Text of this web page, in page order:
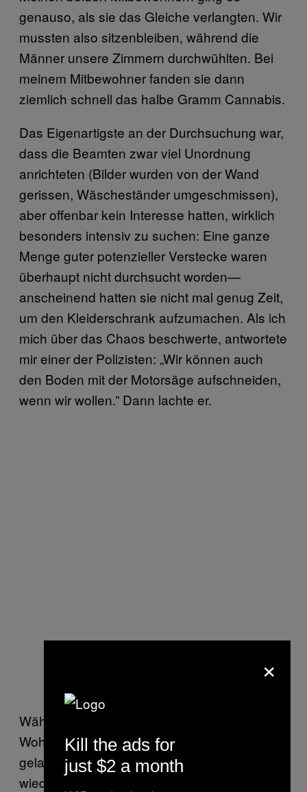
genauso, als sie das Gleiche verlangten. Wir
mussten also sitzenbleiben, während die
Männer unsere Zimmern durchwühlten. Bei
meinem Mitbewohner fanden sie dann
ziemlich schnell das halbe Gramm Cannabis.
Das Eigenartigste an der Durchsuchung war,
dass die Beamten zwar viel Unordnung
anrichteten (Bilder wurden von der Wand
gerissen, Wäscheständer umgeschmissen),
aber offenbar kein Interesse hatten, wirklich
besonders intensiv zu suchen: Eine ganze
Menge guter potenzieller Verstecke waren
überhaupt nicht durchsucht worden—
anscheinend hatten sie nicht mal genug Zeit,
um den Kleiderschrank aufzumachen. Als ich
mich über das Chaos beschwerte, antwortete
mir einer der Polizisten: „Wir können auch
den Boden mit der Motorsäge aufschneiden,
wenn wir wollen.” Dann lachte er.
Währenddessen hatten die Polizisten die
Wohnungstür die ganze Zeit offen stehen
gelassen, obwohl wir sie auch darauf immer
wieder aufmerksam gemacht hatten.
×
Kill the ads for
just $2 a month